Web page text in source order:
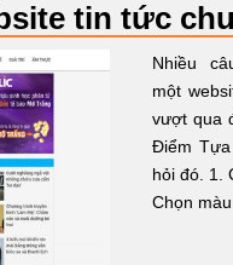
tin tức
Nhiều
một
vượt qua
Điểm
hỏi đó. 1.
Chọn